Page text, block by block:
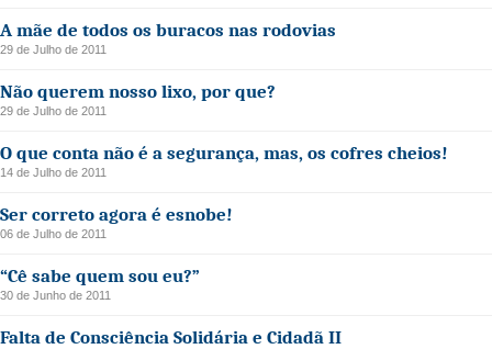
A mãe de todos os buracos nas rodovias
29 de Julho de 2011
Não querem nosso lixo, por que?
29 de Julho de 2011
O que conta não é a segurança, mas, os cofres cheios!
14 de Julho de 2011
Ser correto agora é esnobe!
06 de Julho de 2011
“Cê sabe quem sou eu?”
30 de Junho de 2011
Falta de Consciência Solidária e Cidadã II